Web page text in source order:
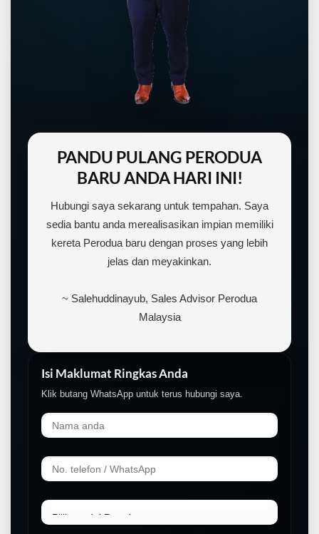
PANDU PULANG PERODUA
BARU ANDA HARI INI!
Hubungi saya sekarang untuk tempahan. Saya
sedia bantu anda merealisasikan impian memiliki
kereta Perodua baru dengan proses yang lebih
jelas dan meyakinkan.
~ Salehuddinayub, Sales Advisor Perodua
Malaysia
Isi Maklumat Ringkas Anda
Klik butang WhatsApp untuk terus hubungi saya.